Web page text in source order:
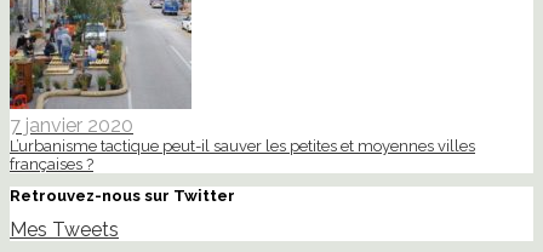
7 janvier 2020
L’urbanisme tactique peut-il sauver les petites et moyennes villes
françaises ?
Retrouvez-nous sur Twitter
Mes Tweets